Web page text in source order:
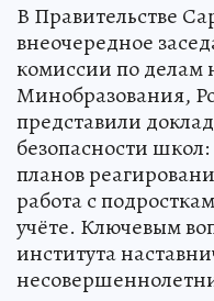
В Правительстве
внеочередное
комиссии по делам
Минобразования,
представили
безопасности
планов
работа с
учёте. Ключевым
института